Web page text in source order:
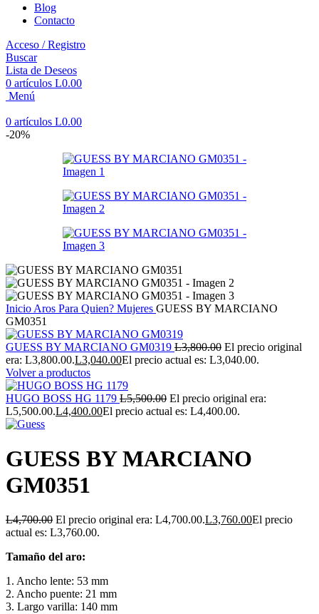
Blog
Contacto
Acceso / Registro
Buscar
Lista de Deseos
0 artículos L0.00
Menú
0 artículos L0.00
-20%
Inicio Aros Para Quien? Mujeres GUESS BY MARCIANO
GM0351
GUESS BY MARCIANO GM0319 L3,800.00 El precio original
era: L3,800.00.L3,040.00El precio actual es: L3,040.00.
Volver a productos
HUGO BOSS HG 1179 L5,500.00 El precio original era:
L5,500.00.L4,400.00El precio actual es: L4,400.00.
GUESS BY MARCIANO
GM0351
L4,700.00 El precio original era: L4,700.00.L3,760.00El precio
actual es: L3,760.00.
Tamaño del aro:
1. Ancho lente: 53 mm
2. Ancho puente: 21 mm
3. Largo varilla: 140 mm